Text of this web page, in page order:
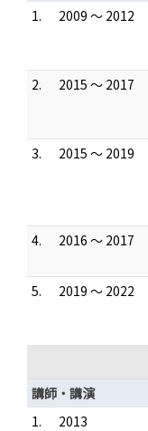
1.
2009 ～ 2012
2.
2015 ～ 2017
3.
2015 ～ 2019
4.
2016 ～ 2017
5.
2019 ～ 2022
講師・講演
1.
2013